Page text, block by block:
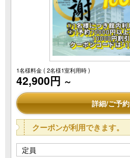
1名様料金( 2名様1室利用時 )
42,900円 ～
詳細/ご予約
クーポンが利用できます。
定員